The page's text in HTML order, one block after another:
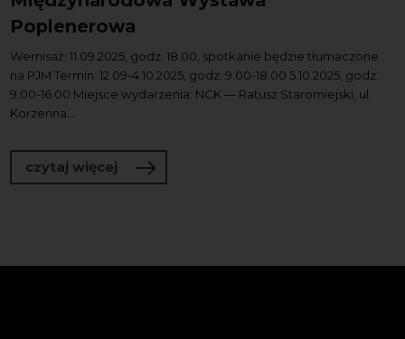
Poplenerowa
Wernisaż: 11.09.2025, godz. 18.00, spotkanie będzie tłumaczone
na PJM Termin: 12.09-4.10.2025, godz. 9.00-18.00 5.10.2025, godz.
9.00-16.00 Miejsce wydarzenia: NCK — Ratusz Staromiejski, ul.
Korzenna...
czytaj więcej o CERAMIKA ALTERNATYWNIE I